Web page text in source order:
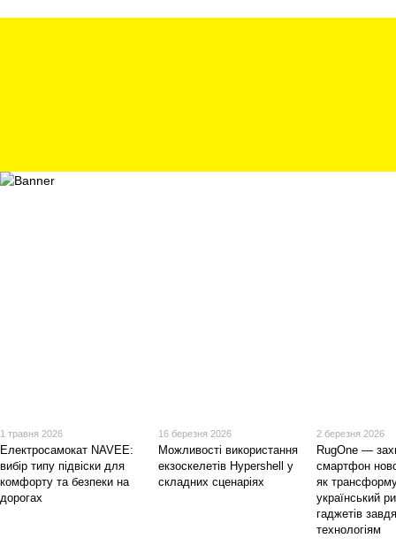
1 травня 2026
Електросамокат NAVEE:
вибір типу підвіски для
комфорту та безпеки на
дорогах
16 березня 2026
Можливості використання
екзоскелетів Hypershell у
складних сценаріях
2 березня 2026
RugOne —
смартфон
як
український
гаджетів
технологіям